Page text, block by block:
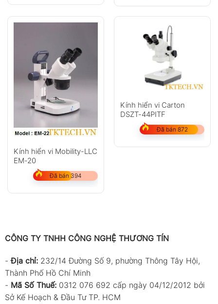
Kính hiển vi Mobility-LLC
EM-20
Đã bán 394
Kính hiển vi Carton
DSZT-44PITF
Đã bán 872
CÔNG TY TNHH CÔNG NGHỆ THƯƠNG TÍN
-Địa chỉ: 232/14 Đường Số 9, phường Thông Tây Hội,
Thành Phố Hồ Chí Minh
- Mã Số Thuế: 0312 076 692 cấp ngày 04/12/2012 bởi
Sở Kế Hoạch & Đầu Tư TP. HCM